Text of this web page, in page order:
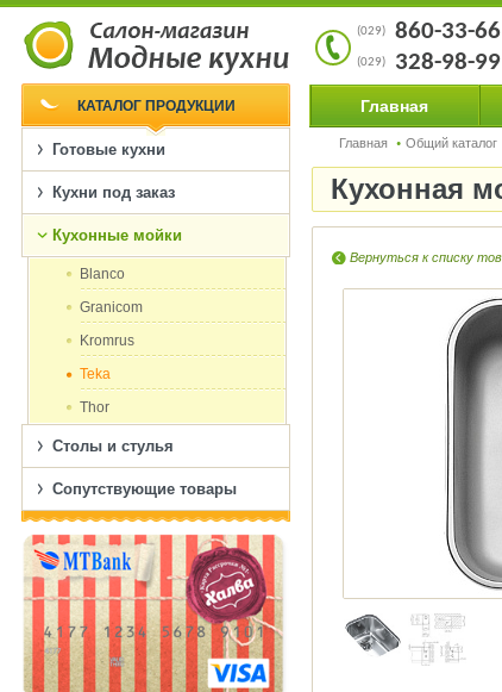
(029) 860-33-66
(029) 328-98-99
Главная
Главная Общий каталог
Кухонная
Вернуться к списку
КАТАЛОГ ПРОДУКЦИИ
Готовые кухни
Кухни под заказ
Кухонные мойки
Blanco
Granicom
Kromrus
Teka
Thor
Столы и стулья
Сопутствующие товары